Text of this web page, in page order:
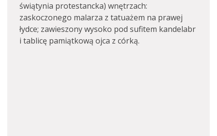
świątynia protestancka) wnętrzach:
zaskoczonego malarza z tatuażem na prawej
łydce; zawieszony wysoko pod sufitem kandelabr
i tablicę pamiątkową ojca z córką.